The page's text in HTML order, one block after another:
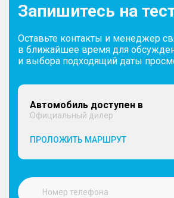
Запишитесь на
Оставьте контакты и менеджер
в ближайшее время для
и выбора подходящий даты
Автомобиль доступен в
Официальный дилер
ПРОЛОЖИТЬ МАРШРУТ